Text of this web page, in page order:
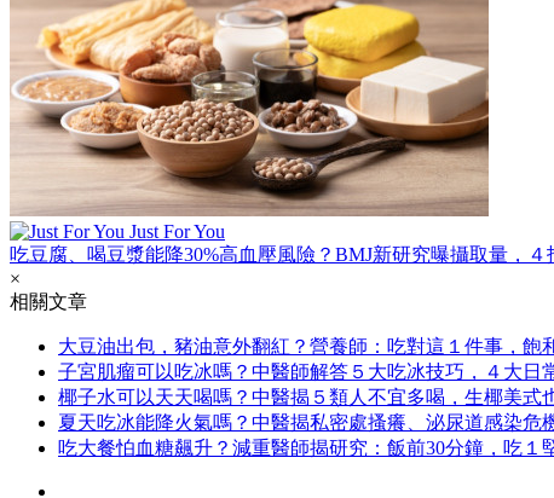
Just For You
吃豆腐、喝豆漿能降30%高血壓風險？BMJ新研究曝攝取量，
×
相關文章
大豆油出包，豬油意外翻紅？營養師：吃對這１件事，飽
子宮肌瘤可以吃冰嗎？中醫師解答５大吃冰技巧，４大日
椰子水可以天天喝嗎？中醫揭５類人不宜多喝，生椰美式
夏天吃冰能降火氣嗎？中醫揭私密處搔癢、泌尿道感染危
吃大餐怕血糖飆升？減重醫師揭研究：飯前30分鐘，吃１